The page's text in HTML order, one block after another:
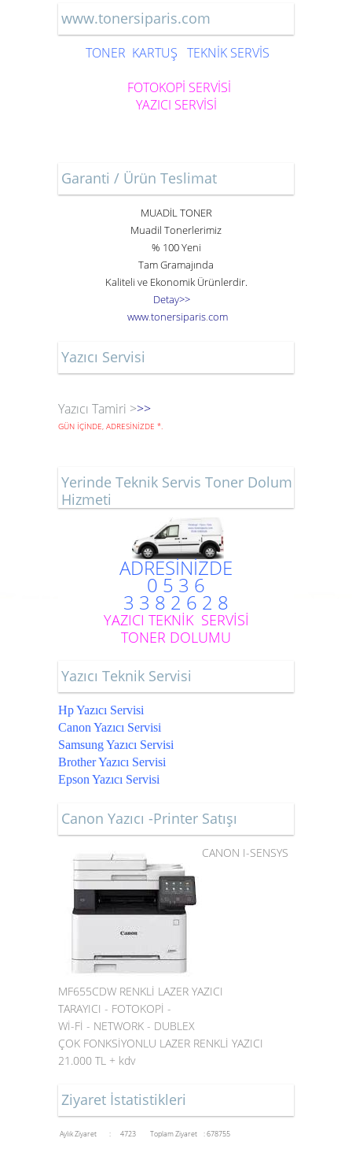
www.tonersiparis.com
TONER KARTUŞ TEKNİK SERVİS
FOTOKOPİ SERVİSİ
YAZICI SERVİSİ
Garanti / Ürün Teslimat
MUADİL TONER
Muadil Tonerlerimiz
% 100 Yeni
Tam Gramajında
Kaliteli ve Ekonomik Ürünlerdir.
Detay>>
www.tonersiparis.com
Yazıcı Servisi
Yazıcı Tamiri >>>
GÜN İÇİNDE, ADRESİNİZDE *.
Yerinde Teknik Servis Toner Dolum
Hizmeti
ADRESİNİZDE
0 5 3 6
3 3 8 2 6 2 8
YAZICI TEKNİK SERVİSİ
TONER DOLUMU
Yazıcı Teknik Servisi
Hp Yazıcı Servisi
Canon Yazıcı Servisi
Samsung Yazıcı Servisi
Brother Yazıcı Servisi
Epson Yazıcı Servisi
Canon Yazıcı -Printer Satışı
CANON I-SENSYS
MF655CDW RENKLİ LAZER YAZICI
TARAYICI - FOTOKOPİ -
Wİ-Fİ - NETWORK - DUBLEX
ÇOK FONKSİYONLU LAZER RENKLİ YAZICI
21.000 TL + kdv
Ziyaret İstatistikleri
Aylık Ziyaret : 4723 Toplam Ziyaret : 678755